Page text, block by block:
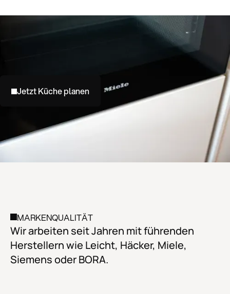
Jetzt Küche planen
MARKENQUALITÄT
Wir arbeiten seit Jahren mit führenden
Herstellern wie Leicht, Häcker, Miele,
Siemens oder BORA.